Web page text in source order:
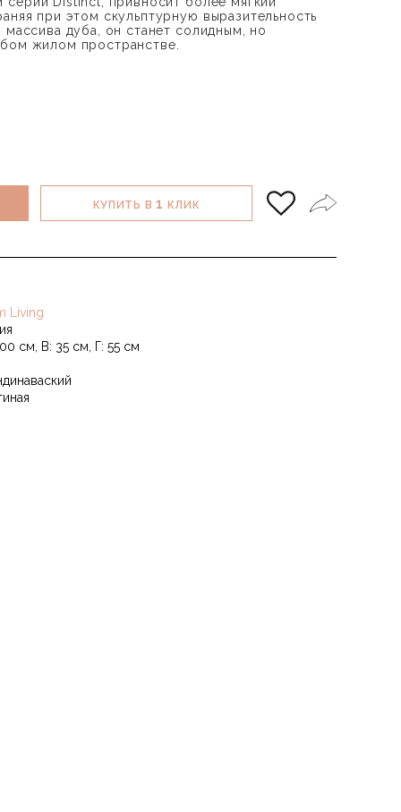
при этом скульптурную выразительность
массива дуба, он станет солидным, но
жилом пространстве.
КУПИТЬ В1 КЛИК
Living
см, В: 35 см, Г: 55 см